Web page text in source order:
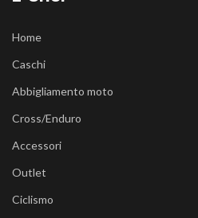
Home
Caschi
Abbigliamento moto
Cross/Enduro
Accessori
Outlet
Ciclismo